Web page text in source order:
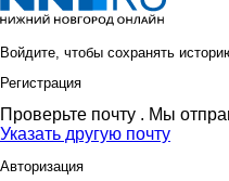
Войдите, чтобы сохранять
Регистрация
Проверьте почту . Мы
Указать другую почту
Авторизация